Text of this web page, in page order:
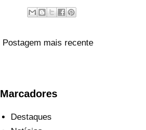
Postagem mais recente
Marcadores
Destaques